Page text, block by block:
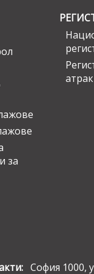
за
София 1000,